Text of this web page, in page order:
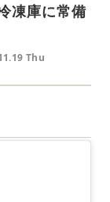
凍庫に常備
Thu